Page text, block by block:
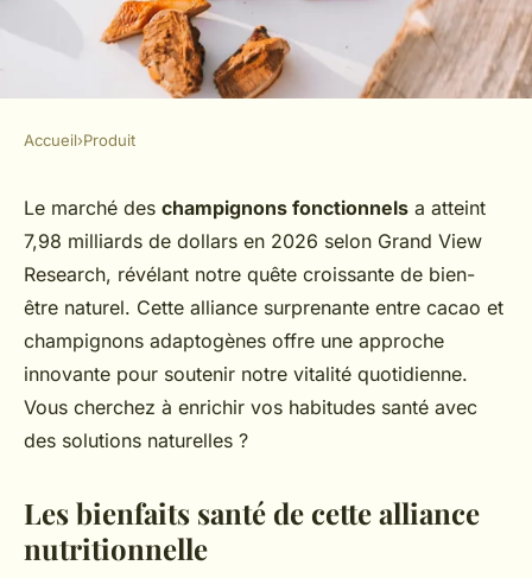
Le cacao aux champignons :
une boisson bien-être unique
Simon•20 février 2026•7 min de lecture
Accueil›Produit
Le marché des champignons fonctionnels a atteint
7,98 milliards de dollars en 2026 selon Grand View
Research, révélant notre quête croissante de bien-
être naturel. Cette alliance surprenante entre cacao et
champignons adaptogènes offre une approche
innovante pour soutenir notre vitalité quotidienne.
Vous cherchez à enrichir vos habitudes santé avec
des solutions naturelles ?
Les bienfaits santé de cette alliance
nutritionnelle